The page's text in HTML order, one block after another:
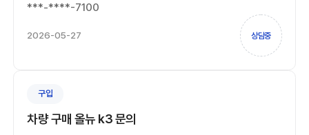
***-****-7100
2026-05-27 상담중
구입
차량 구매 올뉴 k3 문의